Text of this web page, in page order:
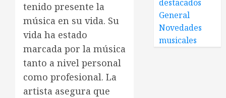
tenido presente la
música en su vida. Su
vida ha estado
marcada por la música
tanto a nivel personal
como profesional. La
artista asegura que
destacados
General
Novedades
musicales